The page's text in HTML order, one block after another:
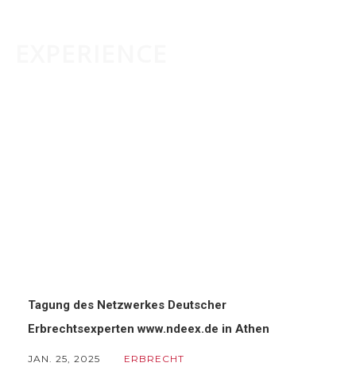
Tagung des Netzwerkes Deutscher
Erbrechtsexperten www.ndeex.de in Athen
JAN. 25, 2025 ERBRECHT